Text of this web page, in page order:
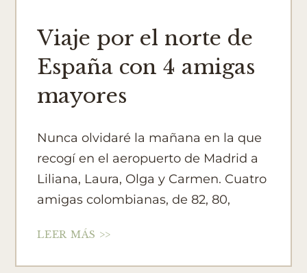
Viaje por el norte de
España con 4 amigas
mayores
Nunca olvidaré la mañana en la que
recogí en el aeropuerto de Madrid a
Liliana, Laura, Olga y Carmen. Cuatro
amigas colombianas, de 82, 80,
LEER MÁS >>